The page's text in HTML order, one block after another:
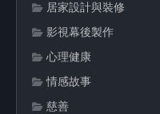
居家設計與裝修
影視幕後製作
心理健康
情感故事
慈善